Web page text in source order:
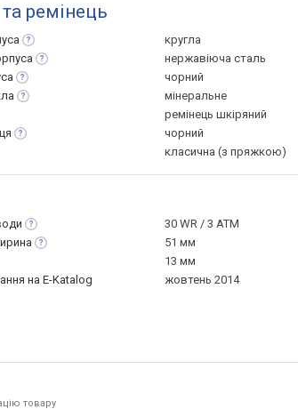
ремінець
кругла
нержавіюча сталь
чорний
мінеральне
ремінець шкіряний
чорний
класична (з пряжкою)
30 WR / 3 ATM
51 мм
13 мм
на E-Katalog
жовтень 2014
товару